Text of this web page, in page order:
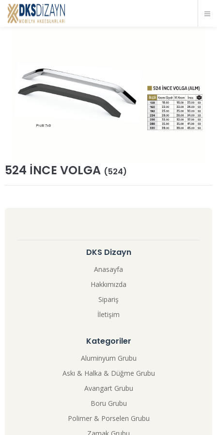
524 İNCE VOLGA (524)
DKS Dizayn
Anasayfa
Hakkımızda
Sipariş
İletişim
Kategoriler
Aluminyum Grubu
Askı & Halka & Düğme Grubu
Avangart Grubu
Boru Grubu
Polimer & Porselen Grubu
Zamak Grubu